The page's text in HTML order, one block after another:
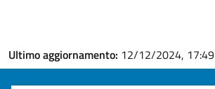
Ultimo aggiornamento: 12/12/2024, 17:49